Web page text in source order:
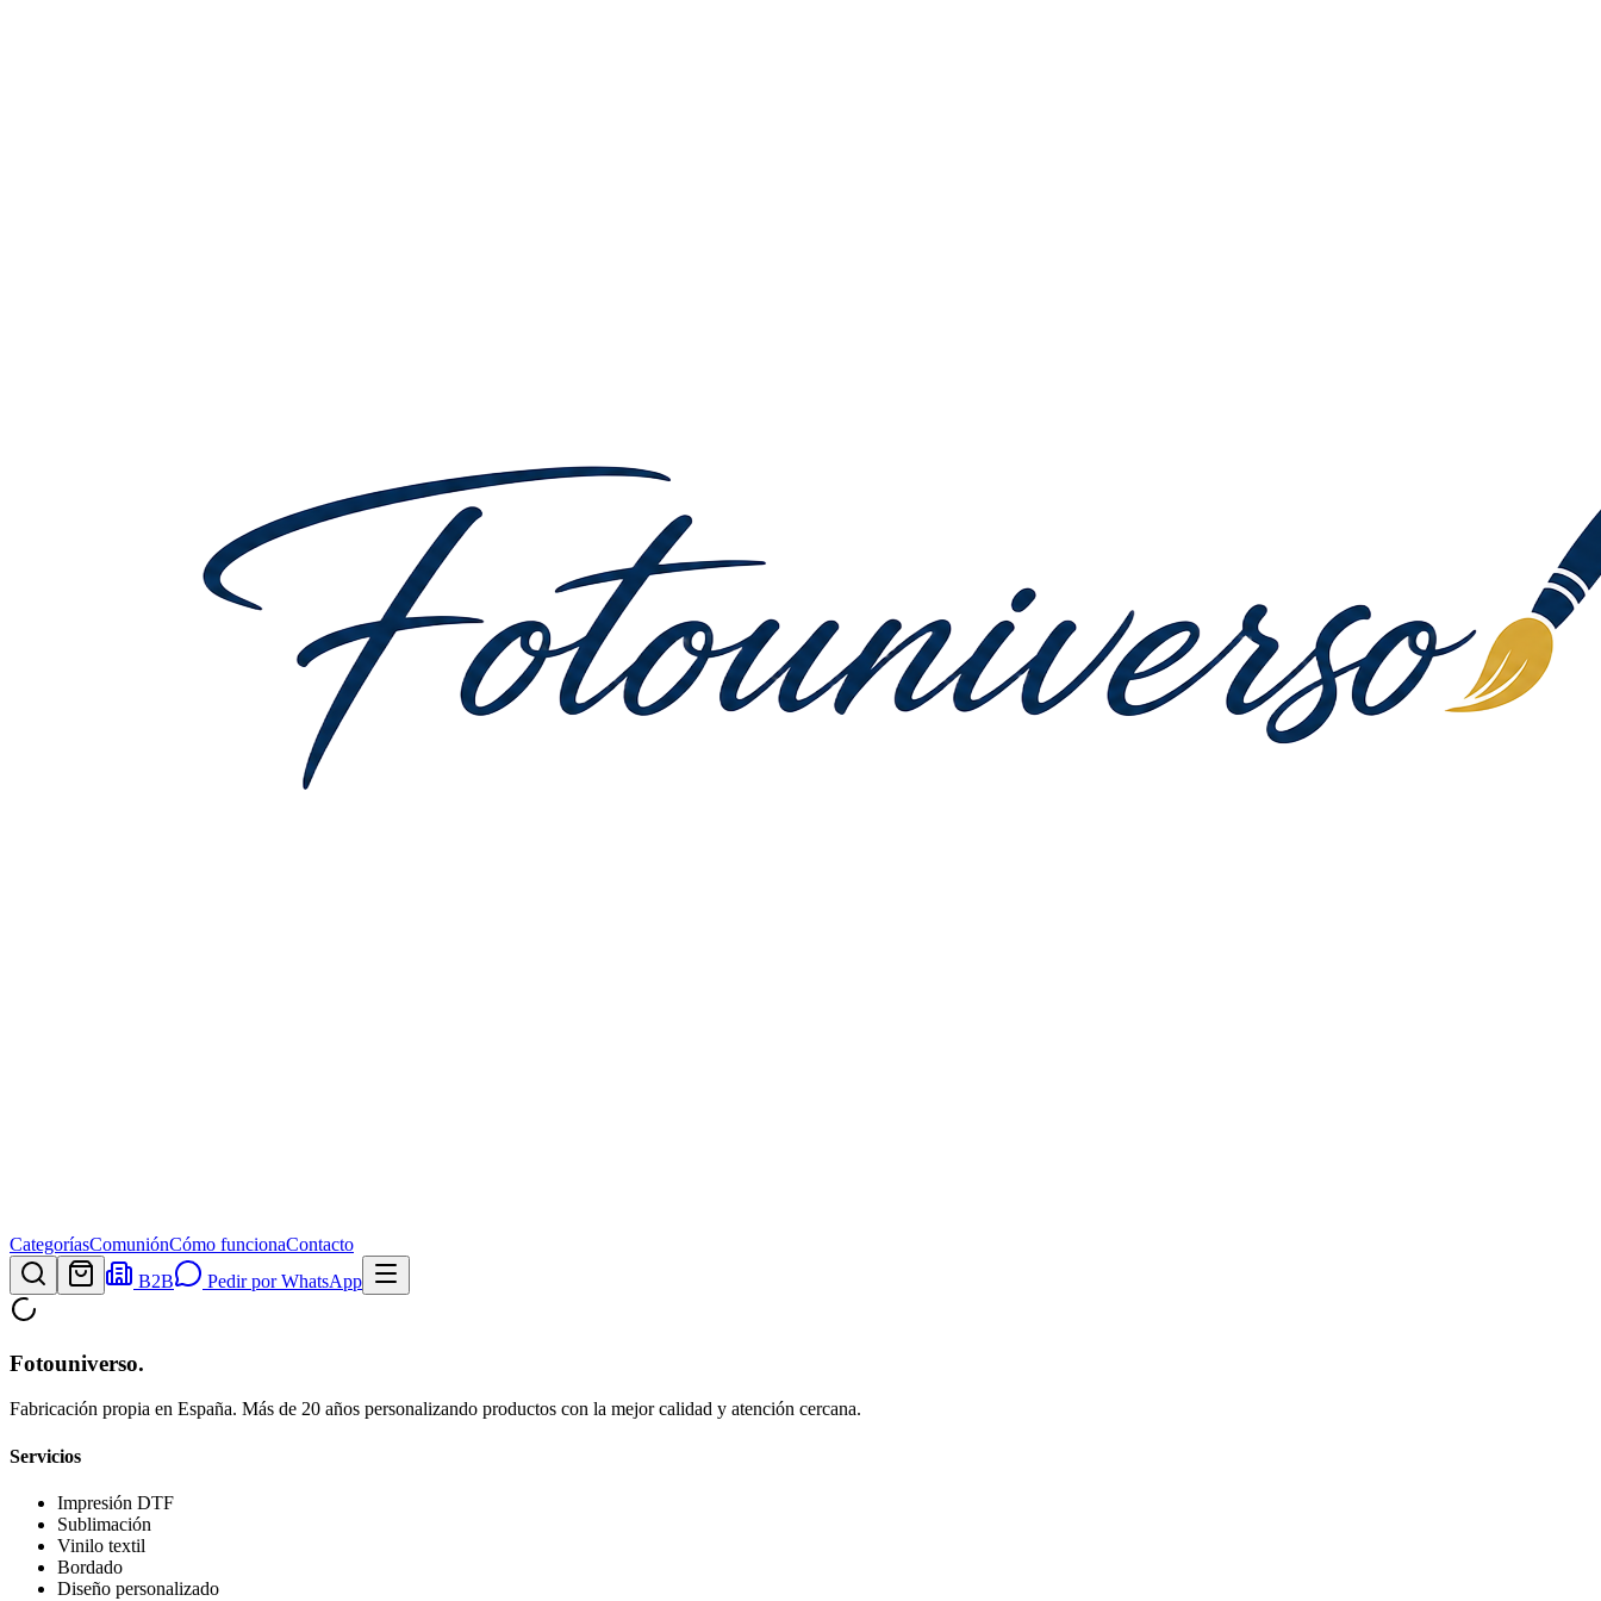
CategoríasComuniónCómo funcionaContacto
B2B
Pedir por WhatsApp
Fotouniverso.
Fabricación propia en España. Más de 20 años personalizando productos con la mejor calidad y atención cercana.
Servicios
Impresión DTF
Sublimación
Vinilo textil
Bordado
Diseño personalizado